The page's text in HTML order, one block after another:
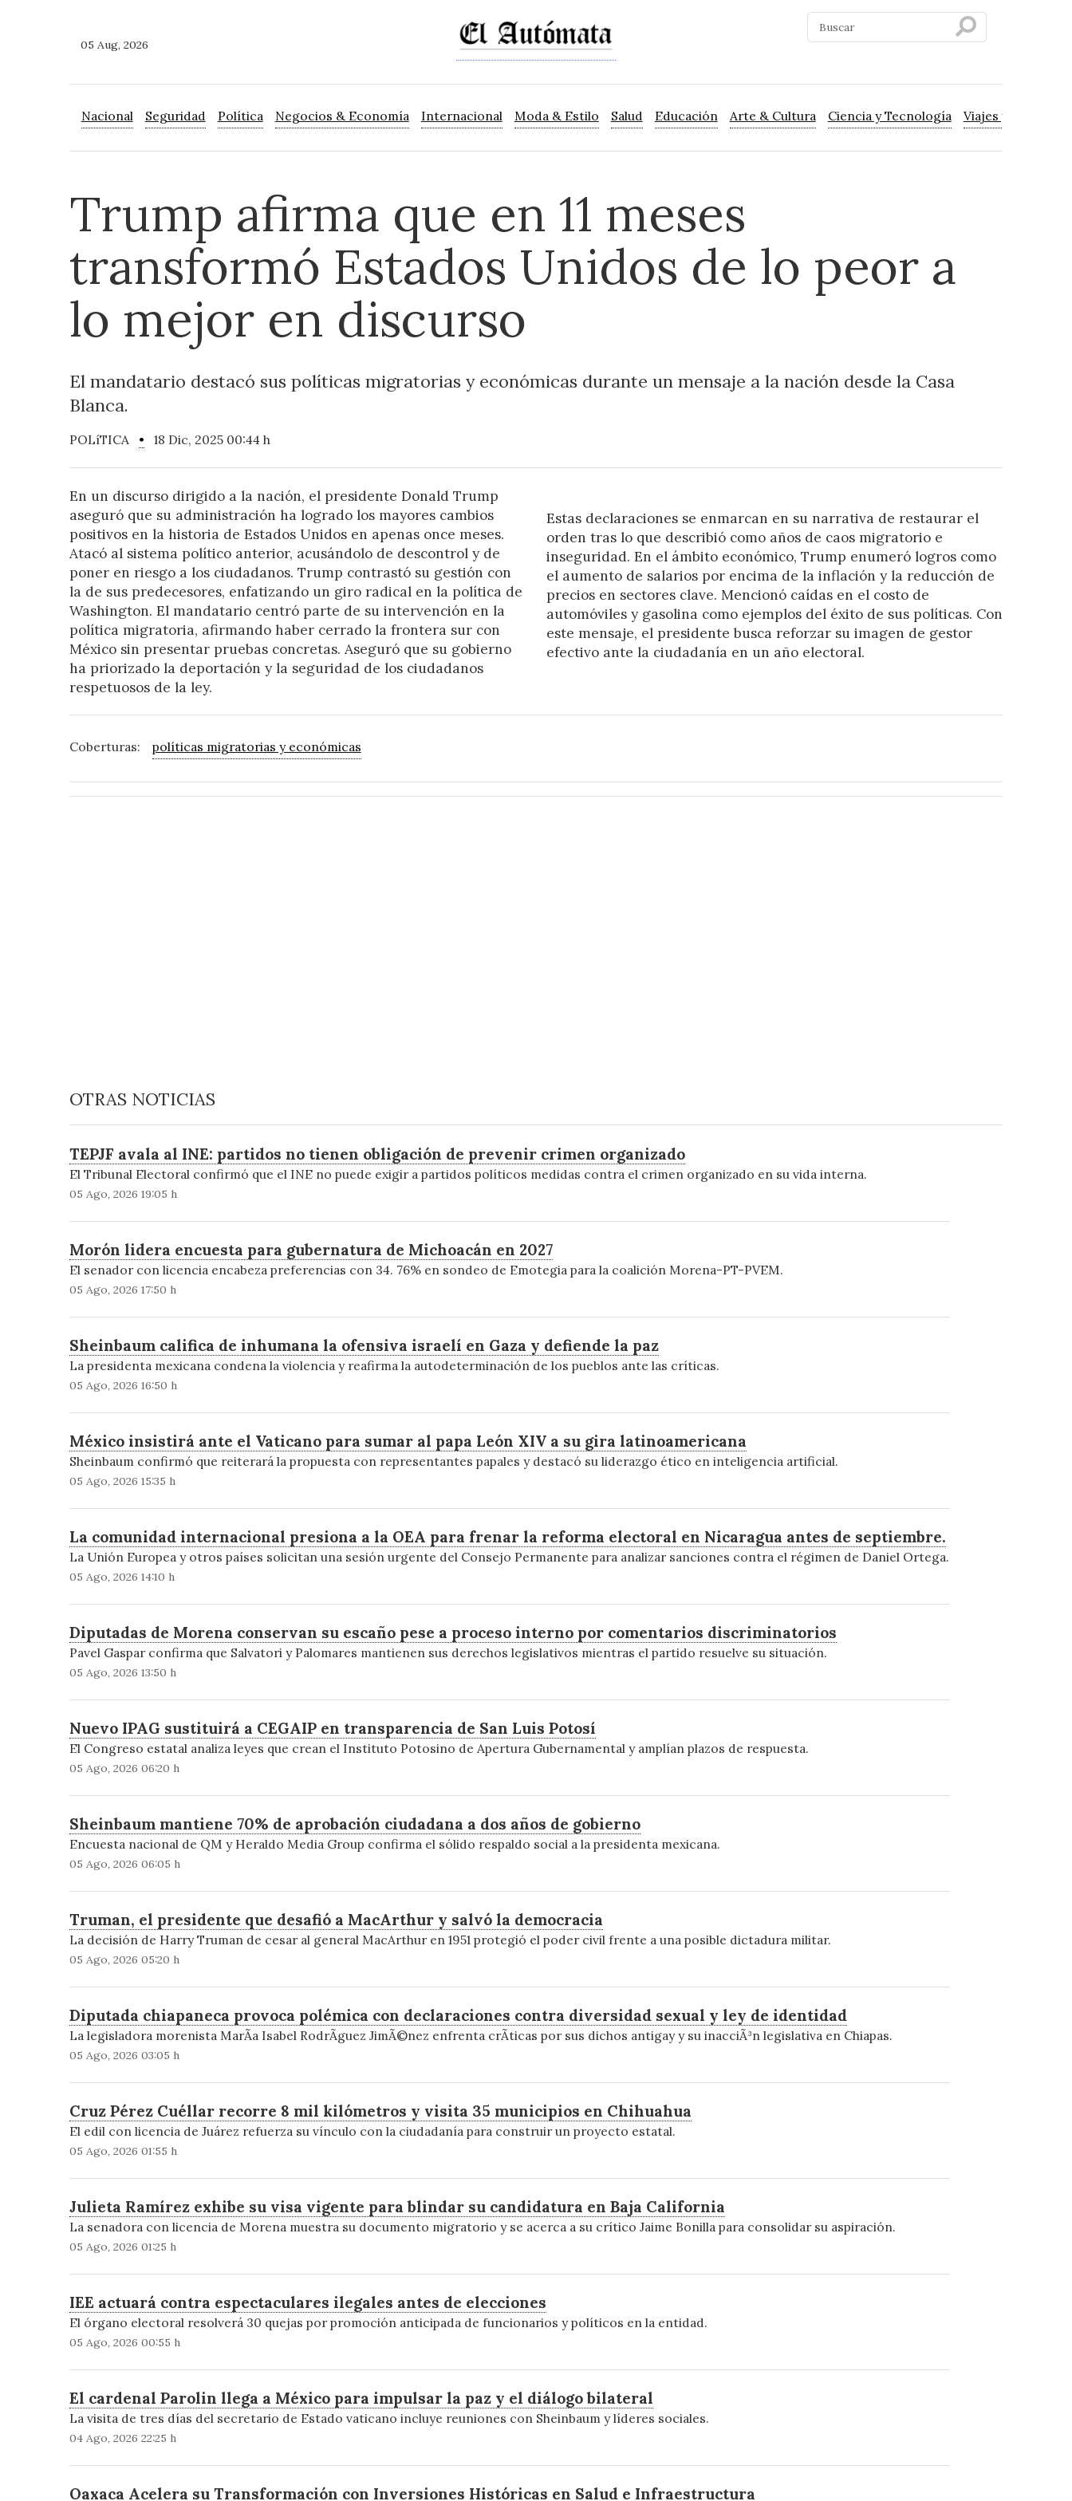
05 Aug, 2026
Nacional Seguridad Política Negocios & Economía Internacional Moda & Estilo Salud Educación Arte & Cultura Ciencia y Tecnología Viajes y Turismo
Trump afirma que en 11 meses
transformó Estados Unidos de lo peor a
lo mejor en discurso
El mandatario destacó sus políticas migratorias y económicas durante un mensaje a la nación desde la Casa
Blanca.
POLíTICA • 18 Dic, 2025 00:44 h
En un discurso dirigido a la nación, el presidente Donald Trump
aseguró que su administración ha logrado los mayores cambios
positivos en la historia de Estados Unidos en apenas once meses.
Atacó al sistema político anterior, acusándolo de descontrol y de
poner en riesgo a los ciudadanos. Trump contrastó su gestión con
la de sus predecesores, enfatizando un giro radical en la política de
Washington. El mandatario centró parte de su intervención en la
política migratoria, afirmando haber cerrado la frontera sur con
México sin presentar pruebas concretas. Aseguró que su gobierno
ha priorizado la deportación y la seguridad de los ciudadanos
respetuosos de la ley.
Estas declaraciones se enmarcan en su narrativa de restaurar el
orden tras lo que describió como años de caos migratorio e
inseguridad. En el ámbito económico, Trump enumeró logros como
el aumento de salarios por encima de la inflación y la reducción de
precios en sectores clave. Mencionó caídas en el costo de
automóviles y gasolina como ejemplos del éxito de sus políticas. Con
este mensaje, el presidente busca reforzar su imagen de gestor
efectivo ante la ciudadanía en un año electoral.
Coberturas: políticas migratorias y económicas
OTRAS NOTICIAS
TEPJF avala al INE: partidos no tienen obligación de prevenir crimen organizado
El Tribunal Electoral confirmó que el INE no puede exigir a partidos políticos medidas contra el crimen organizado en su vida interna.
05 Ago, 2026 19:05 h
Morón lidera encuesta para gubernatura de Michoacán en 2027
El senador con licencia encabeza preferencias con 34. 76% en sondeo de Emotegia para la coalición Morena-PT-PVEM.
05 Ago, 2026 17:50 h
Sheinbaum califica de inhumana la ofensiva israelí en Gaza y defiende la paz
La presidenta mexicana condena la violencia y reafirma la autodeterminación de los pueblos ante las críticas.
05 Ago, 2026 16:50 h
México insistirá ante el Vaticano para sumar al papa León XIV a su gira latinoamericana
Sheinbaum confirmó que reiterará la propuesta con representantes papales y destacó su liderazgo ético en inteligencia artificial.
05 Ago, 2026 15:35 h
La comunidad internacional presiona a la OEA para frenar la reforma electoral en Nicaragua antes de septiembre.
La Unión Europea y otros países solicitan una sesión urgente del Consejo Permanente para analizar sanciones contra el régimen de Daniel Ortega.
05 Ago, 2026 14:10 h
Diputadas de Morena conservan su escaño pese a proceso interno por comentarios discriminatorios
Pavel Gaspar confirma que Salvatori y Palomares mantienen sus derechos legislativos mientras el partido resuelve su situación.
05 Ago, 2026 13:50 h
Nuevo IPAG sustituirá a CEGAIP en transparencia de San Luis Potosí
El Congreso estatal analiza leyes que crean el Instituto Potosino de Apertura Gubernamental y amplían plazos de respuesta.
05 Ago, 2026 06:20 h
Sheinbaum mantiene 70% de aprobación ciudadana a dos años de gobierno
Encuesta nacional de QM y Heraldo Media Group confirma el sólido respaldo social a la presidenta mexicana.
05 Ago, 2026 06:05 h
Truman, el presidente que desafió a MacArthur y salvó la democracia
La decisión de Harry Truman de cesar al general MacArthur en 1951 protegió el poder civil frente a una posible dictadura militar.
05 Ago, 2026 05:20 h
Diputada chiapaneca provoca polémica con declaraciones contra diversidad sexual y ley de identidad
La legisladora morenista MarÃ­a Isabel RodrÃ­guez JimÃ©nez enfrenta crÃ­ticas por sus dichos antigay y su inacciÃ³n legislativa en Chiapas.
05 Ago, 2026 03:05 h
Cruz Pérez Cuéllar recorre 8 mil kilómetros y visita 35 municipios en Chihuahua
El edil con licencia de Juárez refuerza su vínculo con la ciudadanía para construir un proyecto estatal.
05 Ago, 2026 01:55 h
Julieta Ramírez exhibe su visa vigente para blindar su candidatura en Baja California
La senadora con licencia de Morena muestra su documento migratorio y se acerca a su crítico Jaime Bonilla para consolidar su aspiración.
05 Ago, 2026 01:25 h
IEE actuará contra espectaculares ilegales antes de elecciones
El órgano electoral resolverá 30 quejas por promoción anticipada de funcionarios y políticos en la entidad.
05 Ago, 2026 00:55 h
El cardenal Parolin llega a México para impulsar la paz y el diálogo bilateral
La visita de tres días del secretario de Estado vaticano incluye reuniones con Sheinbaum y líderes sociales.
04 Ago, 2026 22:25 h
Oaxaca Acelera su Transformación con Inversiones Históricas en Salud e Infraestructura